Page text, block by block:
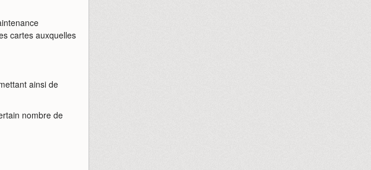
cartes auxquelles
ainsi de
nombre de